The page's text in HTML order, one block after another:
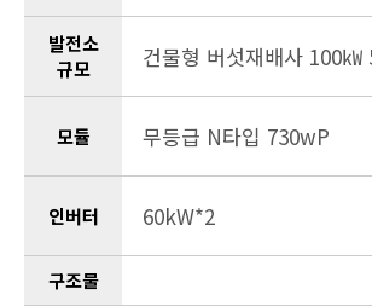
발전소
규모
건물형 버섯재배사 100㎾
모듈 무등급 N타입 730wP
인버터 60kW*2
구조물